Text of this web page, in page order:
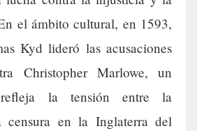
el ámbito cultural, en 1593,
Kyd lideró las acusaciones
Christopher Marlowe, un
la tensión entre la
en la Inglaterra del